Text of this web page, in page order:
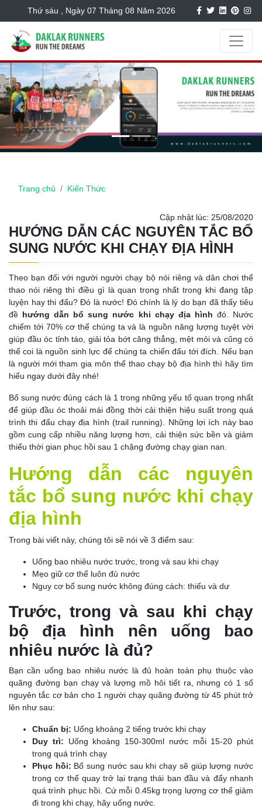
Thứ sáu , Ngày 07 Tháng 08 Năm 2026
Previous Next
Trang chủ Kiến Thức
Cập nhật lúc: 25/08/2020
HƯỚNG DẪN CÁC NGUYÊN TẮC BỔ
SUNG NƯỚC KHI CHẠY ĐỊA HÌNH
Theo bạn đối với người người chạy bộ nói riêng và dân chơi thể
thao nói riêng thì điều gì là quan trọng nhất trong khi đang tập
luyện hay thi đấu? Đó là nước! Đó chính là lý do bạn đã thấy tiêu
đề hướng dẫn bổ sung nước khi chạy địa hình đó. Nước
chiếm tới 70% cơ thể chúng ta và là nguồn năng lượng tuyệt vời
giúp đầu óc tỉnh táo, giải tỏa bớt căng thẳng, mệt mỏi và cũng có
thể coi là nguồn sinh lực để chúng ta chiến đấu tới đích. Nếu bạn
là người mới tham gia môn thể thao chạy bộ địa hình thì hãy tìm
hiểu ngay dưới đây nhé!
Bổ sung nước đúng cách là 1 trong những yếu tố quan trọng nhất
để giúp đầu óc thoải mái đồng thời cải thiện hiệu suất trong quá
trình thi đấu chạy địa hình (trail running). Những lợi ích này bao
gồm cung cấp nhiều năng lượng hơn, cải thiện sức bền và giảm
thiểu thời gian phục hồi sau 1 chặng đường chạy gian nan.
Hướng dẫn các nguyên
tắc bổ sung nước khi chạy
địa hình
Trong bài viết này, chúng tôi sẽ nói về 3 điểm sau:
Uống bao nhiêu nước trước, trong và sau khi chạy
Mẹo giữ cơ thể luôn đủ nước
Nguy cơ bổ sung nước không đúng cách: thiếu và dư
Trước, trong và sau khi chạy
bộ địa hình nên uống bao
nhiêu nước là đủ?
Bạn cần uống bao nhiêu nước là đủ hoàn toàn phụ thuộc vào
quãng đường bạn chạy và lượng mồ hôi tiết ra, nhưng có 1 số
nguyên tắc cơ bản cho 1 người chạy quãng đường từ 45 phút trở
lên như sau:
Chuẩn bị: Uống khoảng 2 tiếng trước khi chạy
Duy trì: Uống khoảng 150-300ml nước mỗi 15-20 phút
trong quá trình chạy
Phục hồi: Bổ sung nước sau khi chạy sẽ giúp lượng nước
trong cơ thể quay trở lại trạng thái ban đầu và đẩy nhanh
quá trình phục hồi. Cứ mỗi 0.45kg trọng lượng cơ thể giảm
đi trong khi chạy, hãy uống nước.